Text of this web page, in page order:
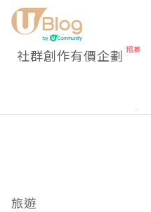
社群創作有價企劃
旅遊